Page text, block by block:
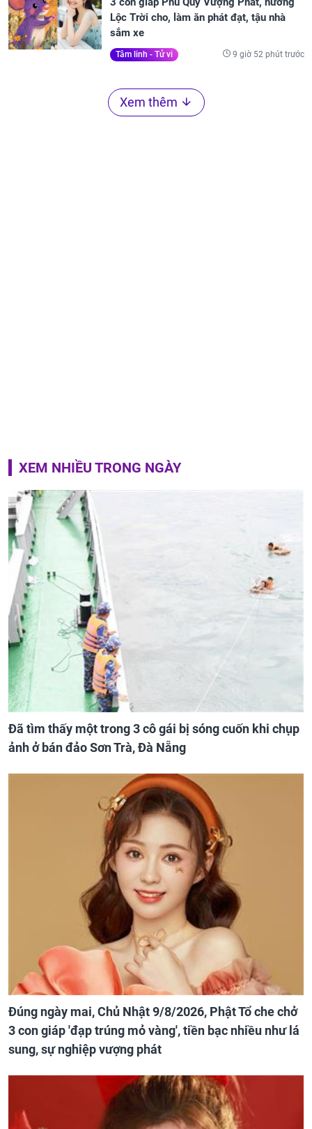
Lộc Trời cho, làm ăn phát đạt, tậu nhà
sắm xe
Tâm linh - Tử vi 9 giờ 52 phút trước
Xem thêm
XEM NHIỀU TRONG NGÀY
Đã tìm thấy một trong 3 cô gái bị sóng cuốn khi chụp
ảnh ở bán đảo Sơn Trà, Đà Nẵng
Đúng ngày mai, Chủ Nhật 9/8/2026, Phật Tổ che chở
3 con giáp 'đạp trúng mỏ vàng', tiền bạc nhiều như lá
sung, sự nghiệp vượng phát